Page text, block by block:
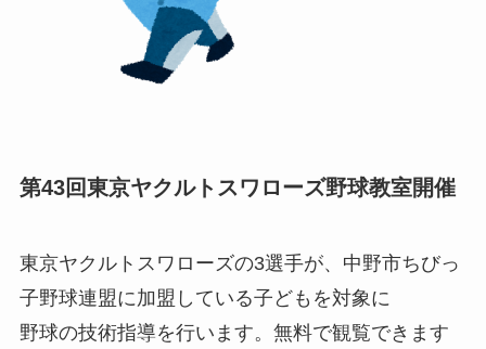
第43回東京ヤクルトスワローズ野球教室開催
東京ヤクルトスワローズの3選手が、中野市ちびっ
子野球連盟に加盟している子どもを対象に
野球の技術指導を行います。無料で観覧できます